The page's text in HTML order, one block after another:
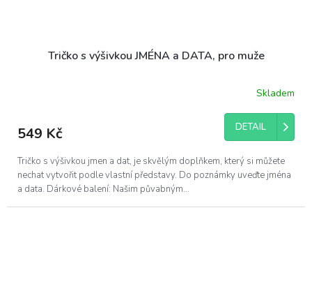
Tričko s výšivkou JMÉNA a DATA, pro muže
Skladem
549 Kč DETAIL
Tričko s výšivkou jmen a dat, je skvělým doplňkem, který si můžete
nechat vytvořit podle vlastní představy. Do poznámky uveďte jména
a data. Dárkové balení: Našim půvabným...